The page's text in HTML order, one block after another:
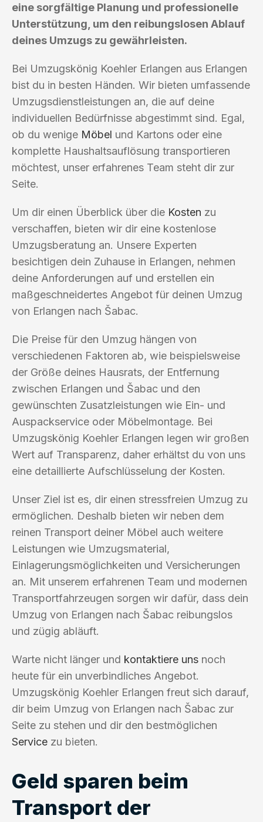
eine sorgfältige Planung und professionelle
Unterstützung, um den reibungslosen Ablauf
deines Umzugs zu gewährleisten.
Bei Umzugskönig Koehler Erlangen aus Erlangen
bist du in besten Händen. Wir bieten umfassende
Umzugsdienstleistungen an, die auf deine
individuellen Bedürfnisse abgestimmt sind. Egal,
ob du wenige Möbel und Kartons oder eine
komplette Haushaltsauflösung transportieren
möchtest, unser erfahrenes Team steht dir zur
Seite.
Um dir einen Überblick über die Kosten zu
verschaffen, bieten wir dir eine kostenlose
Umzugsberatung an. Unsere Experten
besichtigen dein Zuhause in Erlangen, nehmen
deine Anforderungen auf und erstellen ein
maßgeschneidertes Angebot für deinen Umzug
von Erlangen nach Šabac.
Die Preise für den Umzug hängen von
verschiedenen Faktoren ab, wie beispielsweise
der Größe deines Hausrats, der Entfernung
zwischen Erlangen und Šabac und den
gewünschten Zusatzleistungen wie Ein- und
Auspackservice oder Möbelmontage. Bei
Umzugskönig Koehler Erlangen legen wir großen
Wert auf Transparenz, daher erhältst du von uns
eine detaillierte Aufschlüsselung der Kosten.
Unser Ziel ist es, dir einen stressfreien Umzug zu
ermöglichen. Deshalb bieten wir neben dem
reinen Transport deiner Möbel auch weitere
Leistungen wie Umzugsmaterial,
Einlagerungsmöglichkeiten und Versicherungen
an. Mit unserem erfahrenen Team und modernen
Transportfahrzeugen sorgen wir dafür, dass dein
Umzug von Erlangen nach Šabac reibungslos
und zügig abläuft.
Warte nicht länger und kontaktiere uns noch
heute für ein unverbindliches Angebot.
Umzugskönig Koehler Erlangen freut sich darauf,
dir beim Umzug von Erlangen nach Šabac zur
Seite zu stehen und dir den bestmöglichen
Service zu bieten.
Geld sparen beim
Transport der